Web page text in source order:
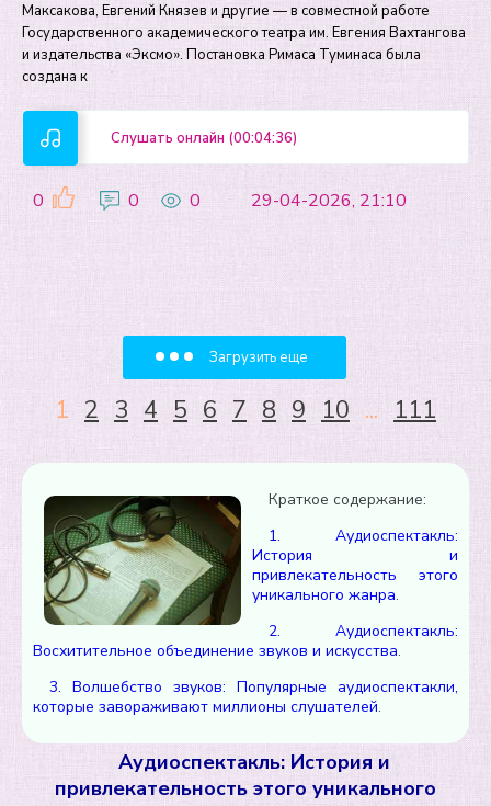
Максакова, Евгений Князев и другие — в совместной работе
Государственного академического театра им. Евгения Вахтангова
и издательства «Эксмо». Постановка Римаса Туминаса была
создана к
Слушать онлайн (00:04:36)
0 0 0 29-04-2026, 21:10
Загрузить еще
1 2 3 4 5 6 7 8 9 10 ... 111
Краткое содержание:
1. Аудиоспектакль:
История и
привлекательность этого
уникального жанра.
2. Аудиоспектакль:
Восхитительное объединение звуков и искусства.
3. Волшебство звуков: Популярные аудиоспектакли,
которые завораживают миллионы слушателей.
Аудиоспектакль: История и
привлекательность этого уникального